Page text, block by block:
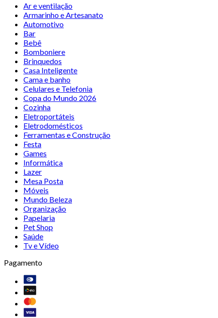
Ar e ventilação
Armarinho e Artesanato
Automotivo
Bar
Bebê
Bomboniere
Brinquedos
Casa Inteligente
Cama e banho
Celulares e Telefonia
Copa do Mundo 2026
Cozinha
Eletroportáteis
Eletrodomésticos
Ferramentas e Construção
Festa
Games
Informática
Lazer
Mesa Posta
Móveis
Mundo Beleza
Organização
Papelaria
Pet Shop
Saúde
Tv e Vídeo
Pagamento